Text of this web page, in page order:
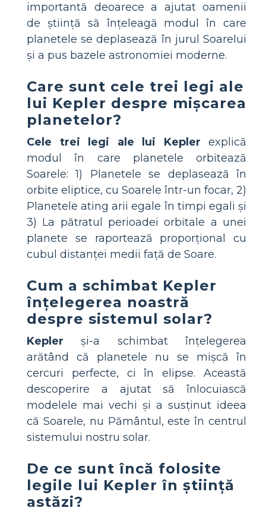
importantă deoarece a ajutat oamenii
de știință să înțeleagă modul în care
planetele se deplasează în jurul Soarelui
și a pus bazele astronomiei moderne.
Care sunt cele trei legi ale
lui Kepler despre mișcarea
planetelor?
Cele trei legi ale lui Kepler explică
modul în care planetele orbitează
Soarele: 1) Planetele se deplasează în
orbite eliptice, cu Soarele într-un focar, 2)
Planetele ating arii egale în timpi egali și
3) La pătratul perioadei orbitale a unei
planete se raportează proporțional cu
cubul distanței medii față de Soare.
Cum a schimbat Kepler
înțelegerea noastră
despre sistemul solar?
Kepler și-a schimbat înțelegerea
arătând că planetele nu se mișcă în
cercuri perfecte, ci în elipse. Această
descoperire a ajutat să înlocuiască
modelele mai vechi și a susținut ideea
că Soarele, nu Pământul, este în centrul
sistemului nostru solar.
De ce sunt încă folosite
legile lui Kepler în știință
astăzi?